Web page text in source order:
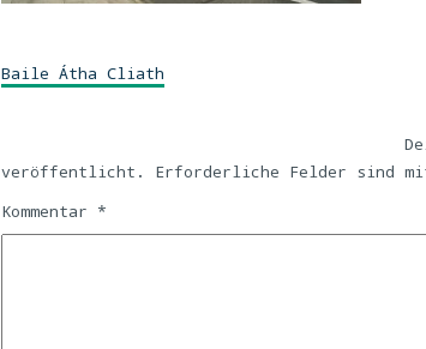
Baile Átha Cliath
veröffentlicht.
Erforderliche Felder sind
Kommentar *